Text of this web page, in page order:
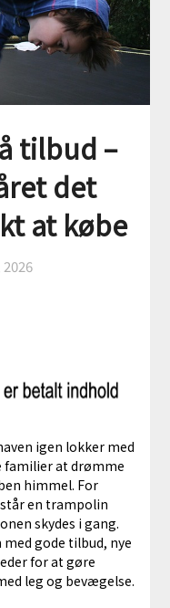
tilbud –
det
at købe
igen lokker med
familier at drømme
himmel. For
en trampolin
skydes i gang.
gode tilbud, nye
for at gøre
leg og bevægelse.